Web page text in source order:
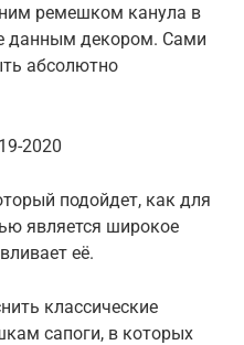
ремешком канула в
данным декором. Сами
абсолютно
2020
подойдет, как для
является широкое
её.
классические
сапоги, в которых